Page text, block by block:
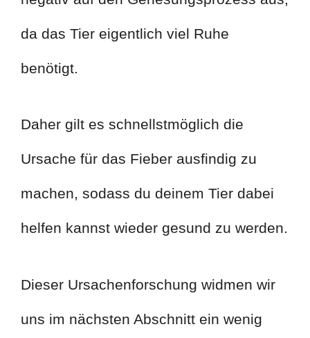
da das Tier eigentlich viel Ruhe
benötigt.
Daher gilt es schnellstmöglich die
Ursache für das Fieber ausfindig zu
machen, sodass du deinem Tier dabei
helfen kannst wieder gesund zu werden.
Dieser Ursachenforschung widmen wir
uns im nächsten Abschnitt ein wenig